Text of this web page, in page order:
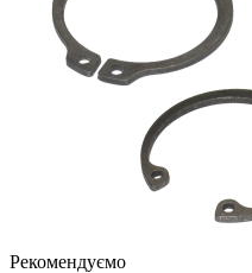
Рекомендуємо